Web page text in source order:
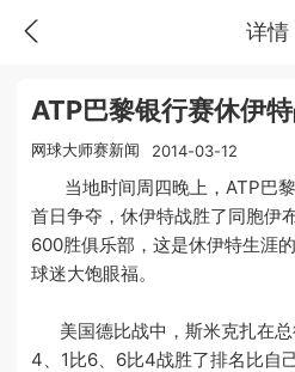
详情
ATP巴黎银行赛休伊
网球大师赛新闻 2014-03-12
当地时间周四晚上，ATP巴黎
首日争夺，休伊特战胜了同胞伊
600胜俱乐部，这是休伊特生涯
球迷大饱眼福。
美国德比战中，斯米克扎在总
4、1比6、6比4战胜了排名比自